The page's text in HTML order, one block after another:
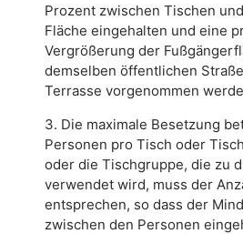
Prozent zwischen Tischen
Fläche eingehalten und eine
Vergrößerung der
demselben öffentlichen
Terrasse vorgenommen
3. Die maximale Besetzung
Personen pro Tisch oder
oder die Tischgruppe, die zu
verwendet wird, muss der
entsprechen, so dass der
zwischen den Personen